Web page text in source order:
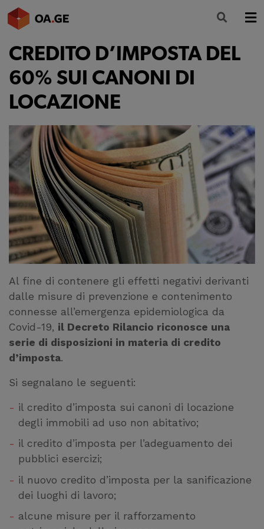
L’ORDINE
AMMINISTRAZIONE TRASPARENTE
ALBO
SEGRETERIA
SERVIZI
FORMAZIONE
NEWS
CREDITO D’IMPOSTA DEL
60% SUI CANONI DI
LOCAZIONE
Al fine di contenere gli effetti negativi derivanti
dalle misure di prevenzione e contenimento
connesse all’emergenza epidemiologica da
Covid-19, il Decreto Rilancio riconosce una
serie di disposizioni in materia di credito
d’imposta.
Si segnalano le seguenti:
il credito d’imposta sui canoni di locazione
degli immobili ad uso non abitativo;
il credito d’imposta per l’adeguamento dei
pubblici esercizi;
il nuovo credito d’imposta per la sanificazione
dei luoghi di lavoro;
alcune misure per il rafforzamento